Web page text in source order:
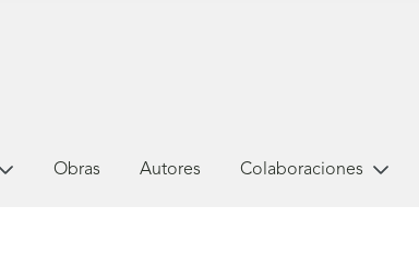
Obras Autores Colaboraciones